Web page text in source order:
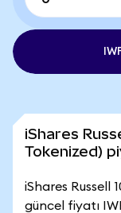
iShares
Tokenized)
iShares Russell
güncel fiyatı